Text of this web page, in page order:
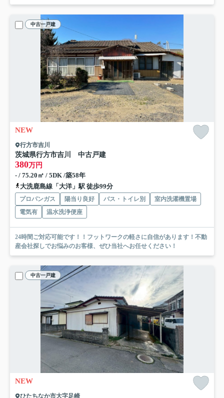
中古一戸建
NEW
行方市吉川
茨城県行方市吉川 中古戸建
380万円
- / 75.20㎡ / 5DK /築58年
大洗鹿島線「大洋」駅 徒歩99分
プロパンガス 陽当り良好 バス・トイレ別
室内洗濯機置場
電気有
温水洗浄便座
24時間ご対応可能です！！フットワークの軽さに自信があります！不動
産会社探しでお悩みのお客様、ぜひ当社へお任せください！
中古一戸建
NEW
ひたちなか市大字足崎